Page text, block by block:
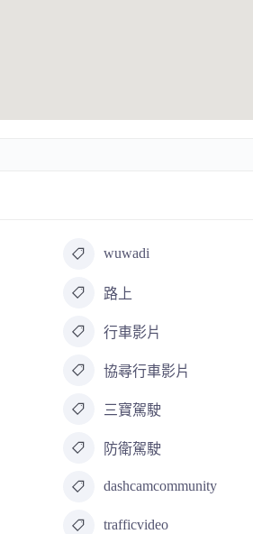
wuwadi
路上
行車影片
協尋行車影片
三寶駕駛
防衛駕駛
dashcamcommunity
trafficvideo